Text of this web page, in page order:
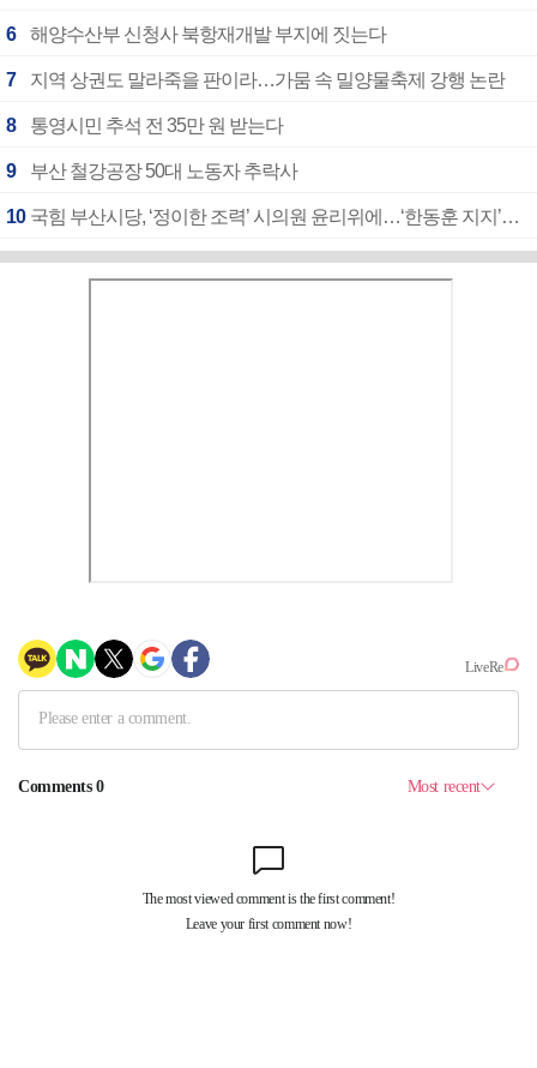
6 해양수산부 신청사 북항재개발 부지에 짓는다
7 지역 상권도 말라죽을 판이라…가뭄 속 밀양물축제 강행 논란
8 통영시민 추석 전 35만 원 받는다
9 부산 철강공장 50대 노동자 추락사
10 국힘 부산시당, ‘정이한 조력’ 시의원 윤리위에…‘한동훈 지지’도 신고접수